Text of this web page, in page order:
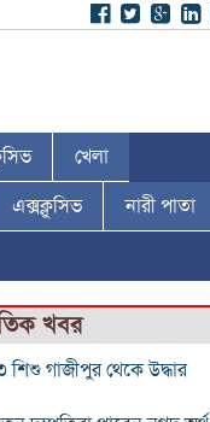
খেলা
এক্সক্লুসিভ নারী পাতা
খবর
গাজীপুর থেকে উদ্ধার